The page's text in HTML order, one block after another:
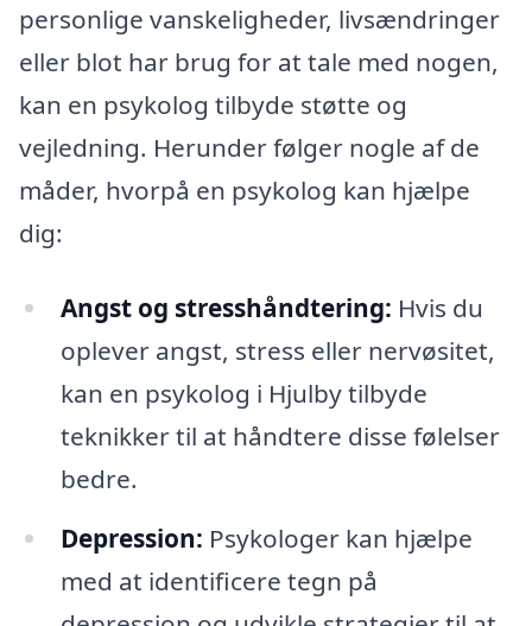
personlige vanskeligheder, livsændringer
eller blot har brug for at tale med nogen,
kan en psykolog tilbyde støtte og
vejledning. Herunder følger nogle af de
måder, hvorpå en psykolog kan hjælpe
dig:
Angst og stresshåndtering: Hvis du
oplever angst, stress eller nervøsitet,
kan en psykolog i Hjulby tilbyde
teknikker til at håndtere disse følelser
bedre.
Depression: Psykologer kan hjælpe
med at identificere tegn på